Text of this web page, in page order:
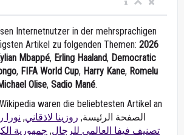
Internetnutzer in der mehrsprachigen
Artikel zu folgenden Themen: 2026
Mbappé, Erling Haaland, Democratic
, FIFA World Cup, Harry Kane, Romelu
Olise, Sadio Mané.
waren die beliebtesten Artikel an
diesem Tag: الصفحة الرئيسة, روزينا لاذقاني, نورا
تصنيف فيفا العالمي للرجال, جمهورية